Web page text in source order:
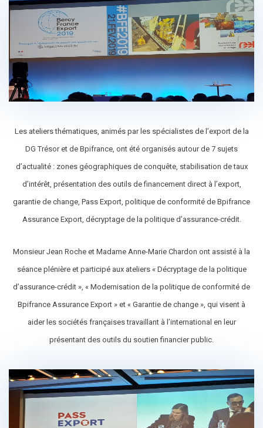
Les ateliers thématiques, animés par les spécialistes de l’export de la
DG Trésor et de Bpifrance, ont été organisés autour de 7 sujets
d’actualité : zones géographiques de conquête, stabilisation de taux
d’intérêt, présentation des outils de financement direct à l’export,
garantie de change, Pass Export, politique de conformité de Bpifrance
Assurance Export, décryptage de la politique d’assurance-crédit.
Monsieur Jean Roche et Madame Anne-Marie Chardon ont assisté à la
séance plénière et participé aux ateliers « Décryptage de la politique
d’assurance-crédit », « Modernisation de la politique de conformité de
Bpifrance Assurance Export » et « Garantie de change », qui visent à
aider les sociétés françaises travaillant à l’international en leur
présentant des outils du soutien financier public.